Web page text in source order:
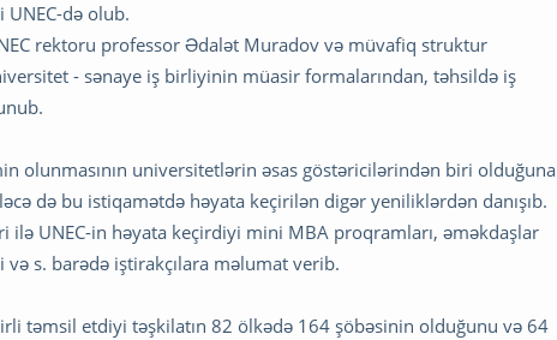
də olub.
rektoru professor Ədalət Muradov və müvafiq struktur
- sənaye iş birliyinin müasir formalarından, təhsildə iş
olunmasının universitetlərin əsas göstəricilərindən biri olduğuna
də bu istiqamətdə həyata keçirilən digər yeniliklərdən danışıb.
ilə UNEC-in həyata keçirdiyi mini MBA proqramları, əməkdaşlar
s. barədə iştirakçılara məlumat verib.
təmsil etdiyi təşkilatın 82 ölkədə 164 şöbəsinin olduğunu və 64